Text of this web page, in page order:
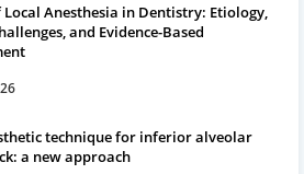
Anesthesia in Dentistry: Etiology,
and Evidence-Based
technique for inferior alveolar
a new approach